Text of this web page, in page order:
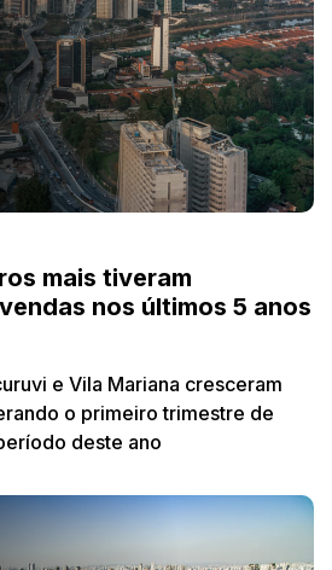
mais tiveram
nos últimos 5 anos
e Vila Mariana cresceram
o primeiro trimestre de
deste ano